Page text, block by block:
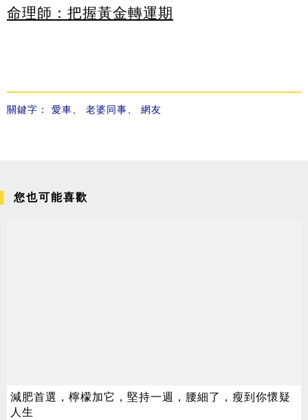
命理師：把握黃金轉運期
關鍵字： 愛車 老婆同事 網友
您也可能喜歡
減肥首選，檸檬加它，堅持一週，腰細了，瘦到你懷疑
人生